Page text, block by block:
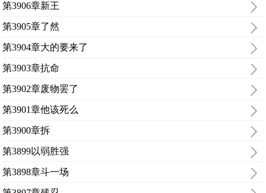
第3906章新王
第3905章了然
第3904章大的要来了
第3903章抗命
第3902章废物罢了
第3901章他该死么
第3900章拆
第3899以弱胜强
第3898章斗一场